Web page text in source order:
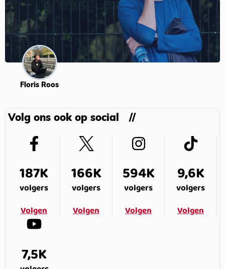
Floris Roos
Volg ons ook op social
187K
volgers
Volgen
166K
volgers
Volgen
594K
volgers
Volgen
9,6K
volgers
Volgen
7,5K